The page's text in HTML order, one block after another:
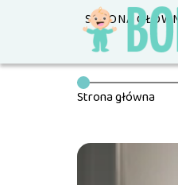
STRONA
Strona główna